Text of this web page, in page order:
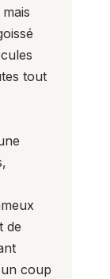
tout
de
coup